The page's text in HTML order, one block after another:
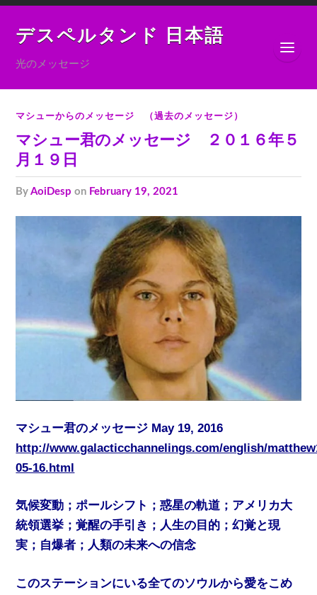
デスペルタンド 日本語
光のメッセージ
マシューからのメッセージ （過去のメッセージ）
マシュー君のメッセージ ２０１６年５
月１９日
byAoiDesp on February 19, 2021
マシュー君のメッセージ May 19, 2016
http://www.galacticchannelings.com/english/
05-16.html
気候変動；ポールシフト；惑星の軌道；アメリカ大
統領選挙；覚醒の手引き；人生の目的；幻覚と現
実；自爆者；人類の未来への信念
このステーションにいる全てのソウルから愛をこめ